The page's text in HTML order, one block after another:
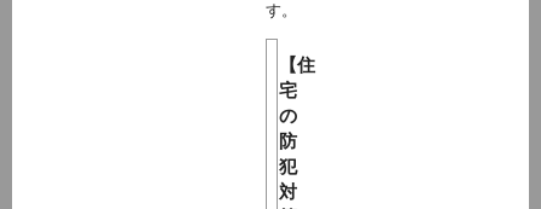
す。
【住
宅
の
防
犯
対